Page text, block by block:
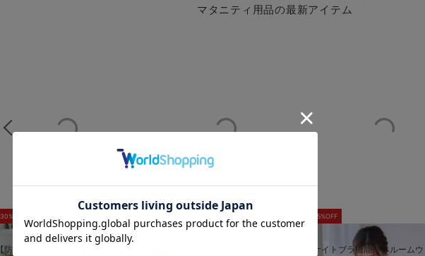
マタニティ用品の最新アイテム
30%OFF
【防汚加工】綿混やわらかスウェッ
5%OFF
ナイトブラ機能付 ルームウ
お気に入り商品を確認する